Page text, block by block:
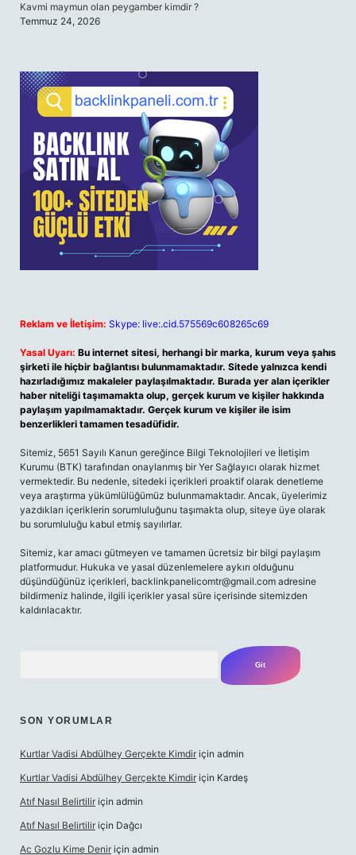
Kavmi maymun olan peygamber kimdir ?
Temmuz 24, 2026
Reklam ve İletişim: Skype: live:.cid.575569c608265c69
Yasal Uyarı: Bu internet sitesi, herhangi bir marka, kurum veya şahıs
şirketi ile hiçbir bağlantısı bulunmamaktadır. Sitede yalnızca kendi
hazırladığımız makaleler paylaşılmaktadır. Burada yer alan içerikler
haber niteliği taşımamakta olup, gerçek kurum ve kişiler hakkında
paylaşım yapılmamaktadır. Gerçek kurum ve kişiler ile isim
benzerlikleri tamamen tesadüfidir.
Sitemiz, 5651 Sayılı Kanun gereğince Bilgi Teknolojileri ve İletişim
Kurumu (BTK) tarafından onaylanmış bir Yer Sağlayıcı olarak hizmet
vermektedir. Bu nedenle, sitedeki içerikleri proaktif olarak denetleme
veya araştırma yükümlülüğümüz bulunmamaktadır. Ancak, üyelerimiz
yazdıkları içeriklerin sorumluluğunu taşımakta olup, siteye üye olarak
bu sorumluluğu kabul etmiş sayılırlar.
Sitemiz, kar amacı gütmeyen ve tamamen ücretsiz bir bilgi paylaşım
platformudur. Hukuka ve yasal düzenlemelere aykırı olduğunu
düşündüğünüz içerikleri, backlinkpanelicomtr@gmail.com adresine
bildirmeniz halinde, ilgili içerikler yasal süre içerisinde sitemizden
kaldırılacaktır.
SON YORUMLAR
Kurtlar Vadisi Abdülhey Gerçekte Kimdir için admin
Kurtlar Vadisi Abdülhey Gerçekte Kimdir için Kardeş
Atıf Nasıl Belirtilir için admin
Atıf Nasıl Belirtilir için Dağcı
Ac Gozlu Kime Denir için admin